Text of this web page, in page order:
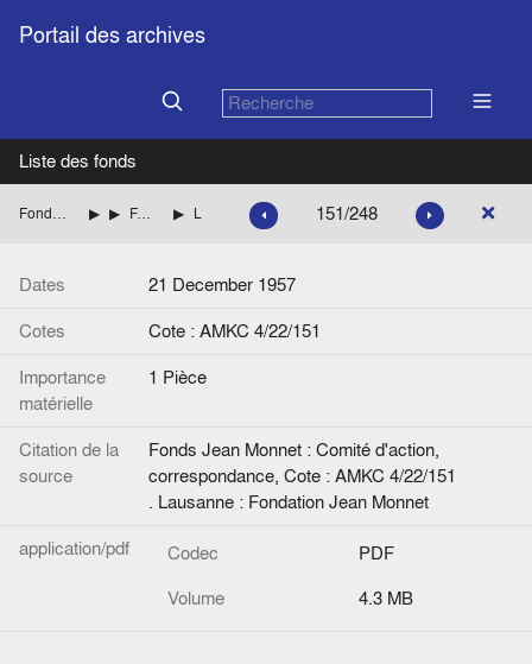
Portail des archives
Liste des fonds
Fonds Jean Monnet : Comité d'action, correspondance ITALIE
FANFANI Amintore (Démocratie chrétienne italienne) Lettre de Jean Monnet à A. Fanfani. 151/248
Dates
21 December 1957
Cotes
Cote : AMKC 4/22/151
Importance
matérielle
1 Pièce
Citation de la
source
Fonds Jean Monnet : Comité d'action,
correspondance, Cote : AMKC 4/22/151
. Lausanne : Fondation Jean Monnet
application/pdf
Codec
PDF
Volume
4.3 MB